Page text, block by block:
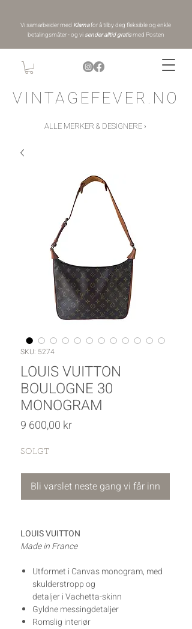
VINTAGEFEVER.NO
Vi samarbeider med Klarnafor å tilby deg fleksible og enkle
betalingsmåter - og vi sender alltid gratismed Posten
ALLE MERKER & DESIGNERE ›
SKU: 5274
LOUIS VUITTON
BOULOGNE 30
MONOGRAM
9 600,00 krPris
SOLGT
Bli varslet neste gang vi får inn
LOUIS VUITTON
Made in France
Utformet i Canvas monogram, med
skulderstropp og
detaljer i Vachetta-skinn
Gyldne messingdetaljer
Romslig interiør